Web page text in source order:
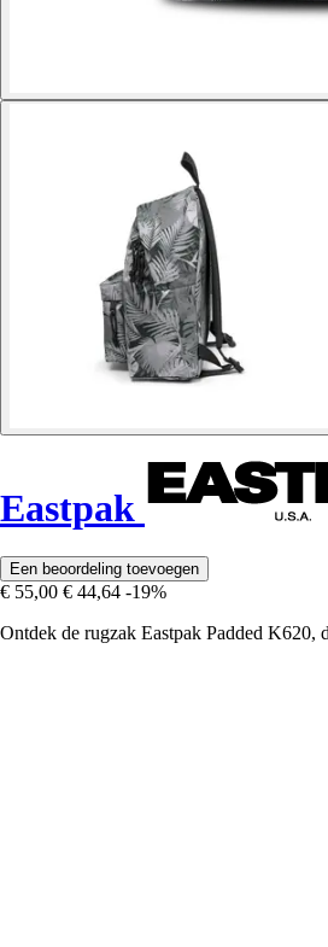
Eastpak
Een beoordeling toevoegen
€ 55,00 € 44,64 -19%
Ontdek de rugzak Eastpak Padded